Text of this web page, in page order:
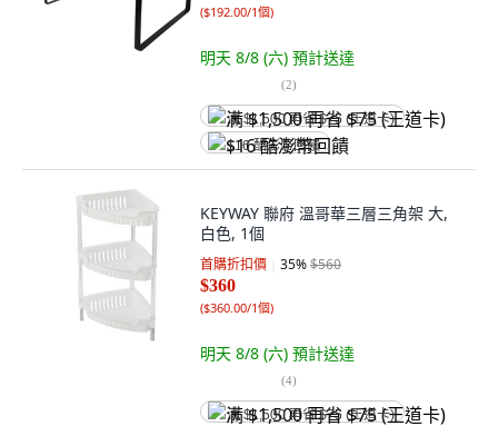
($192.00/1個)
明天 8/8 (六) 預計送達
(2)
满 $1,500 再省 $75 (王道卡)
$16 酷澎幣回饋
KEYWAY 聯府 溫哥華三層三角架 大,
白色, 1個
首購折扣價 35%$560
$360
($360.00/1個)
明天 8/8 (六) 預計送達
(4)
满 $1,500 再省 $75 (王道卡)